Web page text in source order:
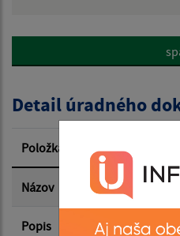
Popis:
Dátum zverejnenia od:
Dátum zverejnenia do:
Detail úradného
Položka Informácia
Názov Uznesenia
Popis